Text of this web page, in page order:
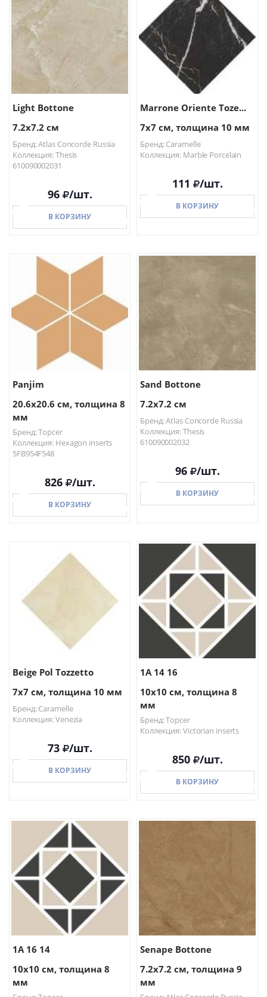
В КОРЗИНУ В КОРЗИНУ
Light Bottone
7.2x7.2 см
Бренд: Atlas Concorde Russia
Коллекция: Thesis
610090002031
96 /шт.
В КОРЗИНУ
Marrone Oriente Toze...
7x7 см, толщина 10 мм
Бренд: Caramelle
Коллекция: Marble Porcelain
111 /шт.
В КОРЗИНУ
Panjim
20.6x20.6 см, толщина 8
мм
Бренд: Topcer
Коллекция: Hexagon inserts
5FB954F548
826 /шт.
В КОРЗИНУ
В КОРЗИНУ
Sand Bottone
7.2x7.2 см
Бренд: Atlas Concorde Russia
Коллекция: Thesis
610090002032
96 /шт.
В КОРЗИНУ
В КОРЗИНУ
Beige Pol Tozzetto
7x7 см, толщина 10 мм
Бренд: Caramelle
Коллекция: Venezia
73 /шт.
В КОРЗИНУ
В КОРЗИНУ
1A 14 16
10x10 см, толщина 8
мм
Бренд: Topcer
Коллекция: Victorian inserts
850 /шт.
В КОРЗИНУ
1A 16 14
10x10 см, толщина 8
мм
Senape Bottone
7.2x7.2 см, толщина 9
мм